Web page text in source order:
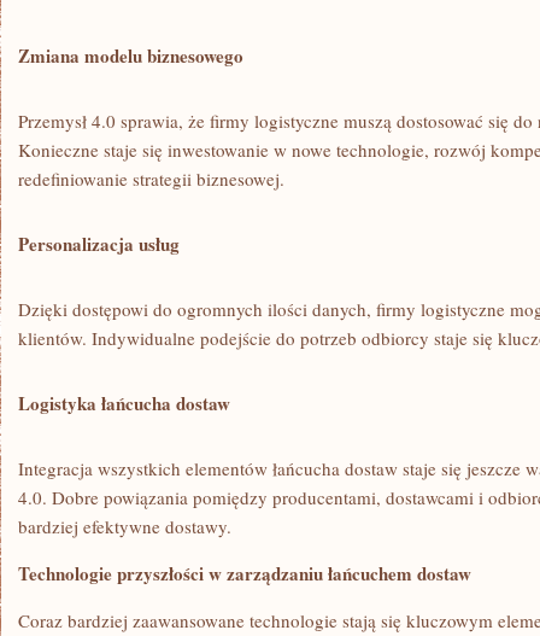
Zmiana modelu biznesowego
Przemysł 4.0 sprawia,⁣ że ​firmy ‌logistyczne​ muszą ​dostosować ‍się
Konieczne staje się ⁢inwestowanie w nowe technologie, rozwój⁣
redefiniowanie strategii biznesowej.
Personalizacja‍ usług
Dzięki dostępowi do ogromnych ilości danych, firmy logistyczne
‍klientów. Indywidualne podejście do potrzeb odbiorcy staje się
Logistyka łańcucha dostaw
Integracja wszystkich elementów⁢ łańcucha dostaw staje się jeszcze
4.0. Dobre⁣ powiązania pomiędzy producentami, dostawcami i
bardziej efektywne dostawy.
Technologie‌ przyszłości​ w zarządzaniu łańcuchem​ dostaw
Coraz bardziej zaawansowane technologie stają się kluczowym